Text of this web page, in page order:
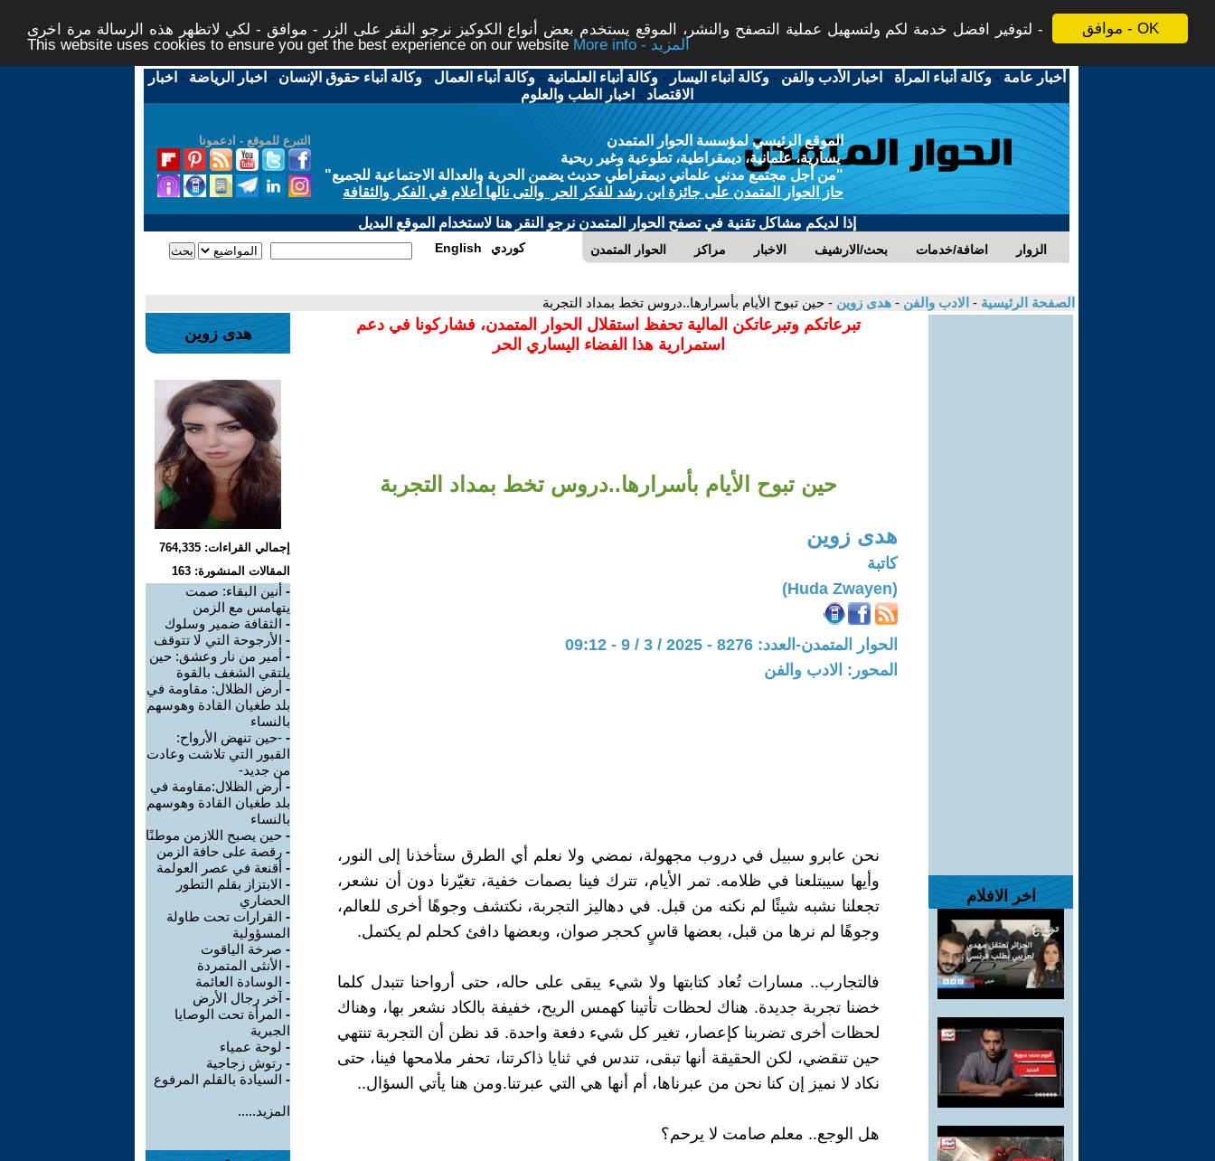
موافق - OK
لتوفير افضل خدمة لكم ولتسهيل عملية التصفح والنشر، الموقع يستخدم بعض أنواع الكوكيز نرجو النقر على الزر - موافق - لكي لاتظهر هذه الرسالة مرة اخرى -
This website uses cookies to ensure you get the best experience on our website
More info - المزيد
أخبار عامة -وكالة أنباء المرأة - اخبار الأدب والفن -وكالة أنباء اليسار -وكالة أنباء العلمانية -وكالة أنباء العمال -وكالة أنباء حقوق الإنسان - اخبار الرياضة - اخبار
الاقتصاد - اخبار الطب والعلوم
التبرع للموقع - ادعمونا
الموقع الرئيسي لمؤسسة الحوار المتمدن
يسارية، علمانية، ديمقراطية، تطوعية وغير ربحية
"من أجل مجتمع مدني علماني ديمقراطي حديث يضمن الحرية والعدالة الاجتماعية للجميع"
حاز الحوار المتمدن على جائزة ابن رشد للفكر الحر والتى نالها أعلام في الفكر والثقافة
إذا لديكم مشاكل تقنية في تصفح الحوار المتمدن نرجو النقر هنا لاستخدام الموقع البديل
الحوار المتمدن مراكز الاخبار بحث/الارشيف اضافة/خدمات الزوار English كوردي
الصفحة الرئيسية - الادب والفن - هدى زوين - حين تبوح الأيام بأسرارها..دروس تخط بمداد التجربة
اخر الافلام
تبرعاتكم وتبرعاتكن المالية تحفظ استقلال الحوار المتمدن، فشاركونا في دعم
استمرارية هذا الفضاء اليساري الحر
حين تبوح الأيام بأسرارها..دروس تخط بمداد التجربة
هدى زوين
كاتبة
(Huda Zwayen)
الحوار المتمدن-العدد: 8276 - 2025 / 3 / 9 - 09:12
المحور: الادب والفن
نحن عابرو سبيل في دروب مجهولة، نمضي ولا نعلم أي الطرق ستأخذنا إلى النور،
وأيها سيبتلعنا في ظلامه. تمر الأيام، تترك فينا بصمات خفية، تغيّرنا دون أن نشعر،
تجعلنا نشبه شيئًا لم نكنه من قبل. في دهاليز التجربة، نكتشف وجوهًا أخرى للعالم،
وجوهًا لم نرها من قبل، بعضها قاسٍ كحجر صوان، وبعضها دافئ كحلم لم يكتمل.
فالتجارب.. مسارات تُعاد كتابتها ولا شيء يبقى على حاله، حتى أرواحنا تتبدل كلما
خضنا تجربة جديدة. هناك لحظات تأتينا كهمس الريح، خفيفة بالكاد نشعر بها، وهناك
لحظات أخرى تضربنا كإعصار، تغير كل شيء دفعة واحدة. قد نظن أن التجربة تنتهي
حين تنقضي، لكن الحقيقة أنها تبقى، تندس في ثنايا ذاكرتنا، تحفر ملامحها فينا، حتى
نكاد لا نميز إن كنا نحن من عبرناها، أم أنها هي التي عبرتنا.ومن هنا يأتي السؤال..
هل الوجع.. معلم صامت لا يرحم؟
هدى زوين
إجمالي القراءات: 764,335
المقالات المنشورة: 163
- أنين البقاء: صمت
يتهامس مع الزمن
- الثقافة ضمير وسلوك
- الأرجوحة التي لا تتوقف
- أمير من نار وعشق: حين
يلتقي الشغف بالقوة
- أرض الظلال: مقاومة في
بلد طغيان القادة وهوسهم
بالنساء
- -حين تنهض الأرواح:
القبور التي تلاشت وعادت
من جديد-
- أرض الظلال:مقاومة في
بلد طغيان القادة وهوسهم
بالنساء
- حين يصبح اللازمن موطنًا
- رقصة على حافة الزمن
- أقنعة في عصر العولمة
- الابتزاز بقلم التطور
الحضاري
- القرارات تحت طاولة
المسؤولية
- صرخة الياقوت
- الأنثى المتمردة
- الوسادة العائمة
- آخر رجال الأرض
- المرأة تحت الوصايا
الجبرية
- لوحة عمياء
- رتوش زجاجية
- السيادة بالقلم المرفوع
المزيد.....